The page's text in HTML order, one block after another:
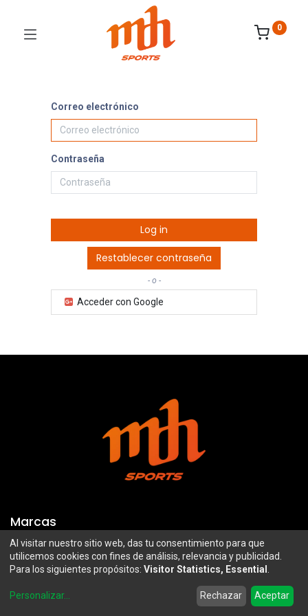
Wishlist Account
0
Correo electrónico
Contraseña
Log in
Restablecer contraseña
- o -
Acceder con Google
Marcas
Troy Lee Designs
100%
Airoh
Mazawi
SIDI
Al visitar nuestro sitio web, das tu consentimiento para que
utilicemos cookies con fines de análisis, relevancia y publicidad.
Para los siguientes propósitos: Visitor Statistics, Essential
Personalizar... Rechazar Aceptar